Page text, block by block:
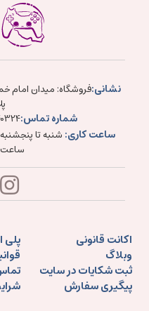
نشانی:فروشگاه: میدان امام
شماره تماس:
ساعت کاری:
ساعت ۱۰:۳۰ تا ۲۰
اکانت قانونی
وبلاگ
ثبت شکایات در سایت
پیگیری سفارش